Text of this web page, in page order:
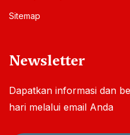
Sitemap
Newsletter
Dapatkan informasi dan
hari melalui email Anda